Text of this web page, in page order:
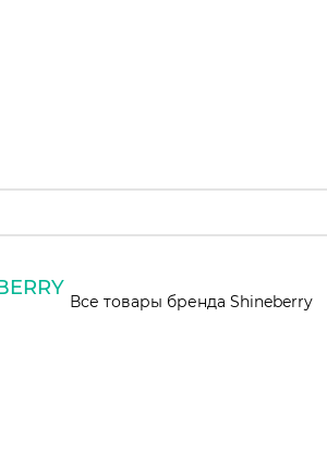
Все товары бренда Shineberry